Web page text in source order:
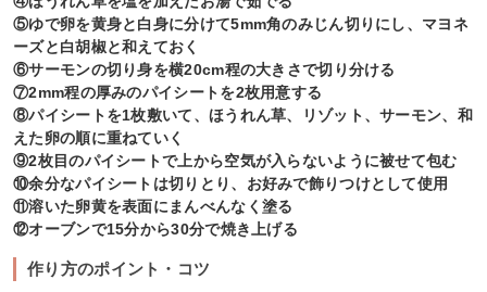
⑤ゆで卵を黄身と白身に分けて5mm角のみじん切りにし、マヨネ
ーズと白胡椒と和えておく
⑥サーモンの切り身を横20cm程の大きさで切り分ける
⑦2mm程の厚みのパイシートを2枚用意する
⑧パイシートを1枚敷いて、ほうれん草、リゾット、サーモン、和
えた卵の順に重ねていく
⑨2枚目のパイシートで上から空気が入らないように被せて包む
⑩余分なパイシートは切りとり、お好みで飾りつけとして使用
⑪溶いた卵黄を表面にまんべんなく塗る
⑫オーブンで15分から30分で焼き上げる
作り方のポイント・コツ